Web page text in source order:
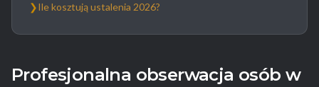
❯Ile kosztują ustalenia 2026?
Profesjonalna obserwacja osób w